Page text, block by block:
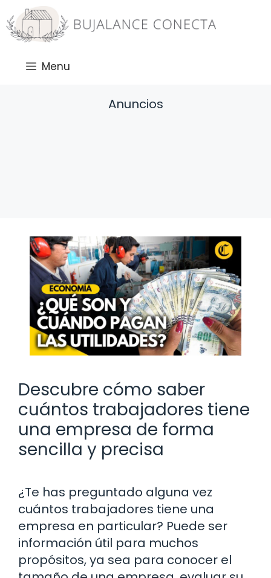
Saltar
al
contenido
Menu
Anuncios
Descubre cómo saber
cuántos trabajadores tiene
una empresa de forma
sencilla y precisa
¿Te has preguntado alguna vez
cuántos trabajadores tiene una
empresa en particular? Puede ser
información útil para muchos
propósitos, ya sea para conocer el